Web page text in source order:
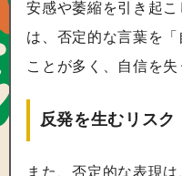
安感や萎縮を引き起
は、否定的な言葉を
ことが多く、自信を失
反発を生むリスク
また、否定的な表現